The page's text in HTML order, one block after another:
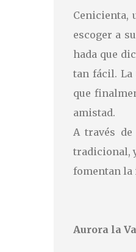
Cenicienta,
escoger a
hada que
tan fácil. La
que
amistad.
A través
tradicional,
fomentan la
Aurora la